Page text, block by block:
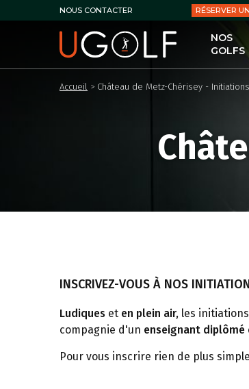
NOUS CONTACTER RÉSERVER
NOS
GOLFS
Accueil > Château de Metz-Chérisey - Initiations
INSCRIVEZ-VOUS À NOS
Ludiques et en plein air, les
compagnie d'un enseignant
Pour vous inscrire rien de plus